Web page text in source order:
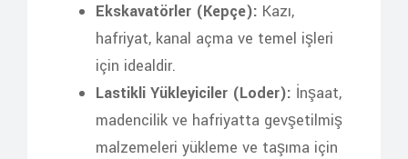
Ekskavatörler (Kepçe): Kazı,
hafriyat, kanal açma ve temel işleri
için idealdir.
Lastikli Yükleyiciler (Loder): İnşaat,
madencilik ve hafriyatta gevşetilmiş
malzemeleri yükleme ve taşıma için